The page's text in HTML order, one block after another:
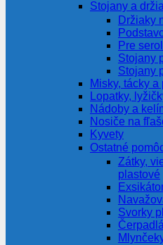
Stojany a
Držiaky
Pre
Stojany
Stojany
Misky, tácky
Lopatky,
Nádoby a
Nosiče na
Kyvety
Ostatné
Zátky,
plastové
Svorky